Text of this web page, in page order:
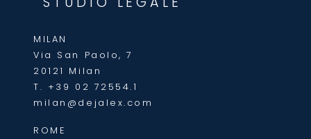
MILAN
Via San Paolo, 7
20121 Milan
T. +39 02 72554.1
milan@dejalex.com
ROME